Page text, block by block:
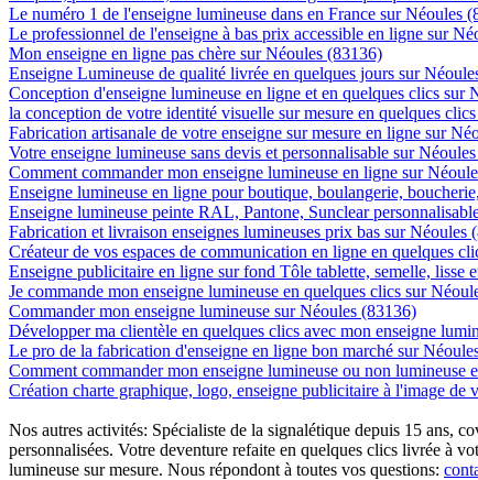
Le numéro 1 de l'enseigne lumineuse dans en France sur Néoules
Le professionnel de l'enseigne à bas prix accessible en ligne sur
Mon enseigne en ligne pas chère sur Néoules (83136)
Enseigne Lumineuse de qualité livrée en quelques jours sur
Conception d'enseigne lumineuse en ligne et en quelques clics sur
la conception de votre identité visuelle sur mesure en quelques
Fabrication artisanale de votre enseigne sur mesure en ligne sur
Votre enseigne lumineuse sans devis et personnalisable sur
Comment commander mon enseigne lumineuse en ligne sur
Enseigne lumineuse en ligne pour boutique, boulangerie,
Enseigne lumineuse peinte RAL, Pantone, Sunclear
Fabrication et livraison enseignes lumineuses prix bas sur Néoules
Créateur de vos espaces de communication en ligne en quelques
Enseigne publicitaire en ligne sur fond Tôle tablette, semelle, lisse
Je commande mon enseigne lumineuse en quelques clics sur
Commander mon enseigne lumineuse sur Néoules (83136)
Développer ma clientèle en quelques clics avec mon enseigne
Le pro de la fabrication d'enseigne en ligne bon marché sur
Comment commander mon enseigne lumineuse ou non lumineuse
Création charte graphique, logo, enseigne publicitaire à l'image de
Nos autres activités: Spécialiste de la signalétique depuis 15 ans,
personnalisées. Votre deventure refaite en quelques clics livrée à
lumineuse sur mesure. Nous répondont à toutes vos questions: